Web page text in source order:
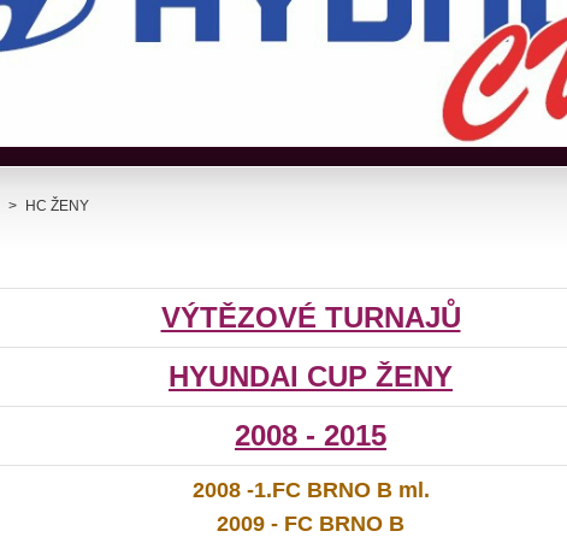
> HC ŽENY
VÝTĚZOVÉ TURNAJŮ
HYUNDAI CUP ŽENY
2008 - 2015
2008 -1.FC BRNO B ml.
2009 - FC BRNO B